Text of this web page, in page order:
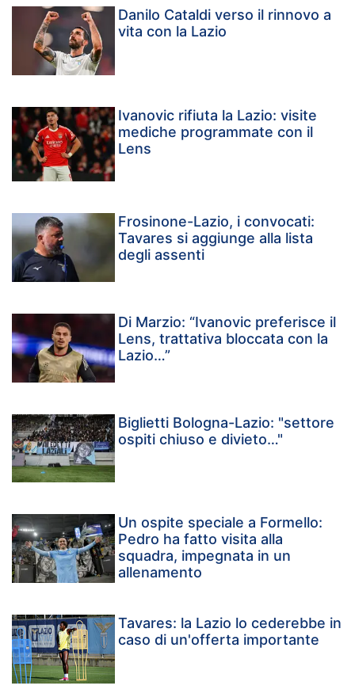
Danilo Cataldi verso il rinnovo a
vita con la Lazio
Ivanovic rifiuta la Lazio: visite
mediche programmate con il
Lens
Frosinone-Lazio, i convocati:
Tavares si aggiunge alla lista
degli assenti
Di Marzio: “Ivanovic preferisce il
Lens, trattativa bloccata con la
Lazio…”
Biglietti Bologna-Lazio: "settore
ospiti chiuso e divieto…"
Un ospite speciale a Formello:
Pedro ha fatto visita alla
squadra, impegnata in un
allenamento
Tavares: la Lazio lo cederebbe in
caso di un'offerta importante